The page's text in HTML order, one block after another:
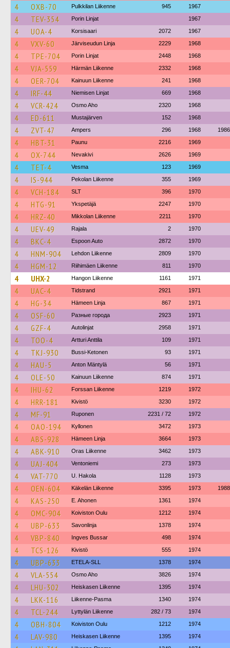
4 OXB-70 Pulkkilan Liikenne 945 1967
4 TEV-354 Porin Linjat 1967
4 UOA-4 Korsisaari 2072 1967
4 VXV-60 Järviseudun Linja 2229 1968
4 TPE-704 Porin Linjat 2448 1968
4 VJA-559 Härmän Liikenne 2332 1968
4 OER-704 Kainuun Liikenne 241 1968
4 IRF-44 Niemisen Linjat 669 1968
4 VCR-424 Osmo Aho 2320 1968
4 ED-611 Mustajärven 152 1968
4 ZVT-47 Ampers 296 1968 1986
4 HBT-31 Paunu 2216 1969
4 OX-744 Nevakivi 2626 1969
4 TET-4 Vesma 123 1969
4 IS-944 Pekolan Liikenne 355 1969
4 VCH-184 SLT 396 1970
4 HTG-91 Ykspetäjä 2247 1970
4 HRZ-40 Mikkolan Liikenne 2211 1970
4 UEV-49 Rajala 2 1970
4 BKC-4 Espoon Auto 2872 1970
4 HNM-904 Lehdon Liikenne 2809 1970
4 HGM-12 Riihimäen Liikenne 811 1970
4 UHX-2 Hangon Liikenne 1161 1971
4 UAC-4 Tidstrand 2921 1971
4 HG-34 Hämeen Linja 867 1971
4 OSF-60 Разные города 2923 1971
4 GZF-4 Autolinjat 2958 1971
4 TOO-4 Artturi Anttila 109 1971
4 TKJ-930 Bussi-Ketonen 93 1971
4 HAU-5 Anton Mäntylä 56 1971
4 OLE-50 Kainuun Liikenne 874 1971
4 IHU-62 Forssan Liikenne 1219 1972
4 HRR-181 Kivistö 3230 1972
4 MF-91 Ruponen 2231 / 72 1972
4 OAO-194 Kyllonen 3472 1973
4 ABS-928 Hämeen Linja 3664 1973
4 ABK-910 Oras Liikenne 3462 1973
4 UAJ-404 Ventoniemi 273 1973
4 VAT-770 U. Hakola 1128 1973
4 OEN-604 Käkelän Liikenne 3395 1973 1988
4 KAS-250 E. Ahonen 1361 1974
4 OMC-904 Koiviston Oulu 1212 1974
4 UBP-633 Savonlinja 1378 1974
4 VBP-840 Ingves Bussar 498 1974
4 TCS-126 Kivistö 555 1974
4 UBP-633 ETELA-SLL 1378 1974
4 VLA-554 Osmo Aho 3826 1974
4 LHU-302 Heiskasen Liikenne 1395 1974
4 LKK-116 Liikenne-Pasma 1340 1974
4 TCL-244 Lyttylän Liikenne 282 / 73 1974
4 OBH-804 Koiviston Oulu 1212 1974
4 LAV-980 Heiskasen Liikenne 1395 1974